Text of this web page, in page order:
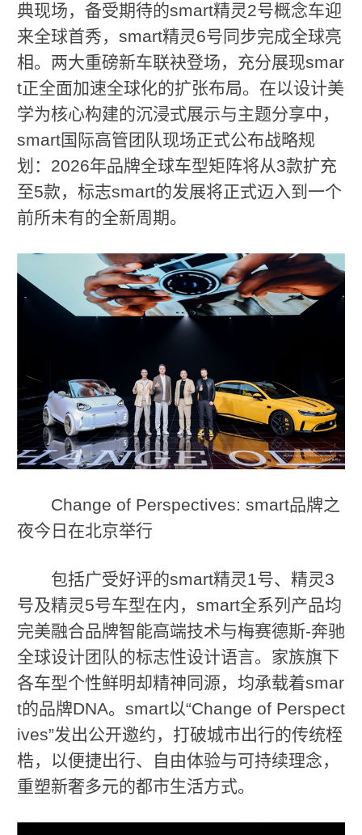
典现场，备受期待的smart精灵2号概念车迎
来全球首秀，smart精灵6号同步完成全球亮
相。两大重磅新车联袂登场，充分展现smar
t正全面加速全球化的扩张布局。在以设计美
学为核心构建的沉浸式展示与主题分享中，
smart国际高管团队现场正式公布战略规
划：2026年品牌全球车型矩阵将从3款扩充
至5款，标志smart的发展将正式迈入到一个
前所未有的全新周期。
Change of Perspectives: smart品牌之
夜今日在北京举行
包括广受好评的smart精灵1号、精灵3
号及精灵5号车型在内，smart全系列产品均
完美融合品牌智能高端技术与梅赛德斯-奔驰
全球设计团队的标志性设计语言。家族旗下
各车型个性鲜明却精神同源，均承载着smar
t的品牌DNA。smart以“Change of Perspect
ives”发出公开邀约，打破城市出行的传统桎
梏，以便捷出行、自由体验与可持续理念，
重塑新奢多元的都市生活方式。